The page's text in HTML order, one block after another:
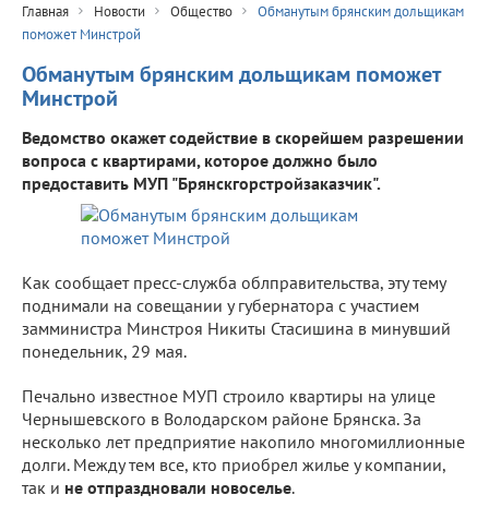
Главная Новости Общество
Обманутым брянским дольщикам
поможет Минстрой
Обманутым брянским дольщикам поможет
Минстрой
Ведомство окажет содействие в скорейшем разрешении
вопроса с квартирами, которое должно было
предоставить МУП "Брянскгорстройзаказчик".
Как сообщает пресс-служба облправительства, эту тему
поднимали на совещании у губернатора с участием
замминистра Минстроя Никиты Стасишина в минувший
понедельник, 29 мая.
Печально известное МУП строило квартиры на улице
Чернышевского в Володарском районе Брянска. За
несколько лет предприятие накопило многомиллионные
долги. Между тем все, кто приобрел жилье у компании,
так и не отпраздновали новоселье.